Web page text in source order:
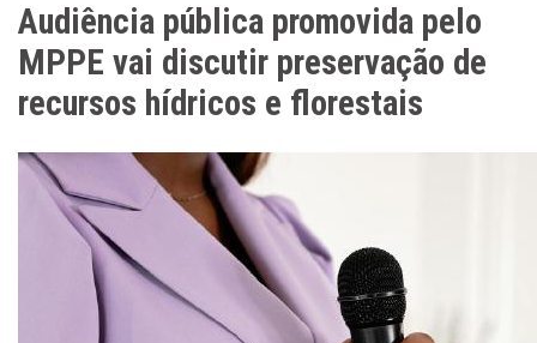
Audiência pública promovida pelo
MPPE vai discutir preservação de
recursos hídricos e florestais